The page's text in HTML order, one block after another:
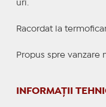
uri.
Racordat la
Propus spre vanzare
INFORMAȚII